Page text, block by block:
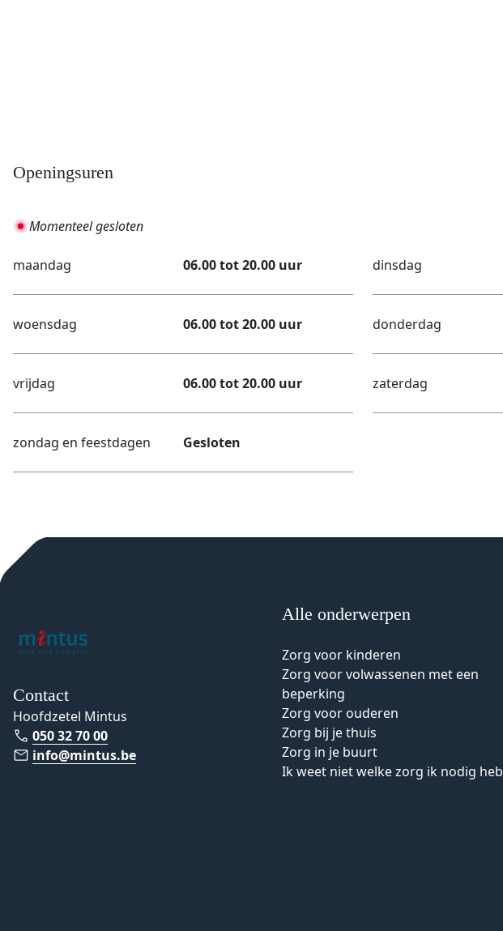
Openingsuren
Momenteel gesloten
maandag 06.00 tot 20.00 uur dinsdag
woensdag 06.00 tot 20.00 uur donderdag
vrijdag 06.00 tot 20.00 uur zaterdag
zondag en feestdagen Gesloten
Contact
Hoofdzetel Mintus
050 32 70 00
info@mintus.be
Alle onderwerpen
Zorg voor kinderen
Zorg voor volwassenen met een
beperking
Zorg voor ouderen
Zorg bij je thuis
Zorg in je buurt
Ik weet niet welke zorg ik nodig heb